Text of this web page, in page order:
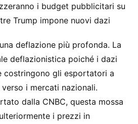
i budget pubblicitari su
Trump impone nuovi dazi
deflazione più profonda. La
deflazionistica poiché i dazi
costringono gli esportatori a
i mercati nazionali.
dalla CNBC, questa mossa
i prezzi in